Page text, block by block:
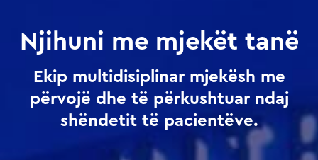
Njihuni me mjekët tanë
Ekip multidisiplinar mjekësh me
përvojë dhe të përkushtuar ndaj
shëndetit të pacientëve.